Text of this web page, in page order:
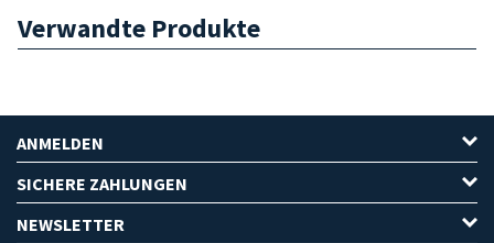
Verwandte Produkte
ANMELDEN
SICHERE ZAHLUNGEN
NEWSLETTER